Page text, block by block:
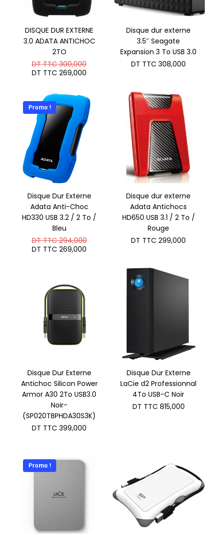
DISQUE DUR EXTERNE
3.0 ADATA ANTICHOC
2TO
DT TTC300,000Le
DT
TTC 300,000.
DT TTC 269,000
est :
DT
TTC 269,000.
Disque dur externe
3.5″ Seagate
Expansion 3 To USB 3.0
DT TTC 308,000
Promo !
Disque Dur Externe
Adata Anti-Choc
HD330 USB 3.2 / 2 To /
Bleu
DT TTC294,000Le
TTC 294,000.
DT TTC 269,000
TTC 269,000.
Disque dur externe
Adata Antichocs
HD650 USB 3.1 / 2 To /
Rouge
DT TTC 299,000
Disque Dur Externe
Antichoc Silicon Power
Armor A30 2To USB3.0
Noir-
(SP020TBPHDA30S3K)
DT TTC 399,000
Disque Dur Externe
LaCie d2 Professionnal
4To USB-C Noir
DT TTC 815,000
Promo !